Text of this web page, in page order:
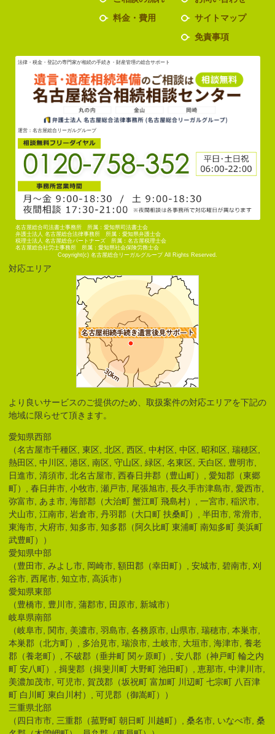
料金・費用
サイトマップ
免責事項
法律・税金・登記の専門家が相続の手続き・財産管理の総合サポート
運営：名古屋総合リーガルグループ
名古屋総合司法書士事務所 所属：愛知県司法書士会
弁護士法人 名古屋総合法律事務所 所属：愛知県弁護士会
税理士法人 名古屋総合パートナーズ 所属：名古屋税理士会
名古屋総合社労士事務所 所属：愛知県社会保険労務士会
Copyright(c) 名古屋総合リーガルグループ All Rights Reserved.
対応エリア
より良いサービスのご提供のため、取扱案件の対応エリアを下記の
地域に限らせて頂きます。
愛知県西部
（名古屋市千種区, 東区, 北区, 西区, 中村区, 中区, 昭和区, 瑞穂区,
熱田区, 中川区, 港区, 南区, 守山区, 緑区, 名東区, 天白区, 豊明市,
日進市, 清須市, 北名古屋市, 西春日井郡（豊山町）, 愛知郡（東郷
町）, 春日井市, 小牧市, 瀬戸市, 尾張旭市, 長久手市津島市, 愛西市,
弥富市, あま市, 海部郡（大治町 蟹江町 飛島村）, 一宮市, 稲沢市,
犬山市, 江南市, 岩倉市, 丹羽郡（大口町 扶桑町）, 半田市, 常滑市,
東海市, 大府市, 知多市, 知多郡（阿久比町 東浦町 南知多町 美浜町
武豊町））
愛知県中部
（豊田市, みよし市, 岡崎市, 額田郡（幸田町）, 安城市, 碧南市, 刈
谷市, 西尾市, 知立市, 高浜市）
愛知県東部
（豊橋市, 豊川市, 蒲郡市, 田原市, 新城市）
岐阜県南部
（岐阜市, 関市, 美濃市, 羽島市, 各務原市, 山県市, 瑞穂市, 本巣市,
本巣郡（北方町）, 多治見市, 瑞浪市, 土岐市, 大垣市, 海津市, 養老
郡（養老町）, 不破郡（垂井町 関ヶ原町）, 安八郡（神戸町 輪之内
町 安八町）, 揖斐郡（揖斐川町 大野町 池田町）, 恵那市, 中津川市,
美濃加茂市, 可児市, 賀茂郡（坂祝町 富加町 川辺町 七宗町 八百津
町 白川町 東白川村）, 可児郡（御嵩町））
三重県北部
（四日市市, 三重郡（菰野町 朝日町 川越町）, 桑名市, いなべ市, 桑